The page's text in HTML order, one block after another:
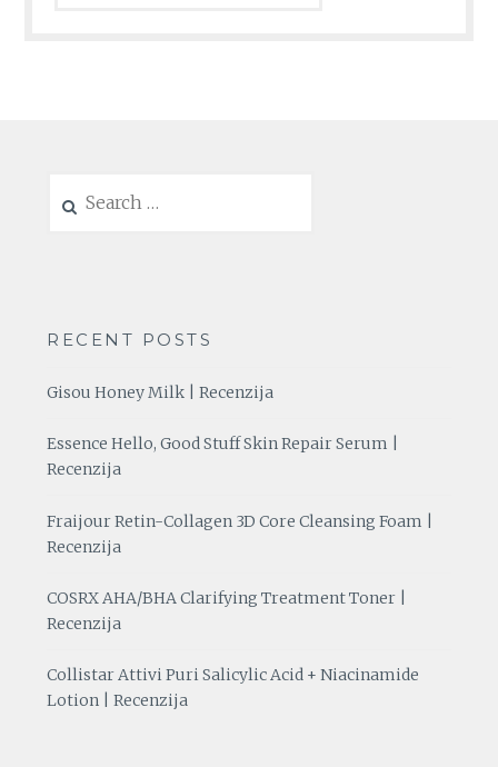
for:
RECENT POSTS
Gisou Honey Milk | Recenzija
Essence Hello, Good Stuff Skin Repair Serum |
Recenzija
Fraijour Retin-Collagen 3D Core Cleansing Foam |
Recenzija
COSRX AHA/BHA Clarifying Treatment Toner |
Recenzija
Collistar Attivi Puri Salicylic Acid + Niacinamide
Lotion | Recenzija